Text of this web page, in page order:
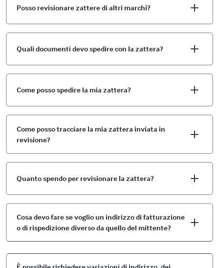
Posso revisionare zattere di altri marchi?
Quali documenti devo spedire con la zattera?
Come posso spedire la mia zattera?
Come posso tracciare la mia zattera inviata in
revisione?
Quanto spendo per revisionare la zattera?
Cosa devo fare se voglio un indirizzo di fatturazione
o di rispedizione diverso da quello del mittente?